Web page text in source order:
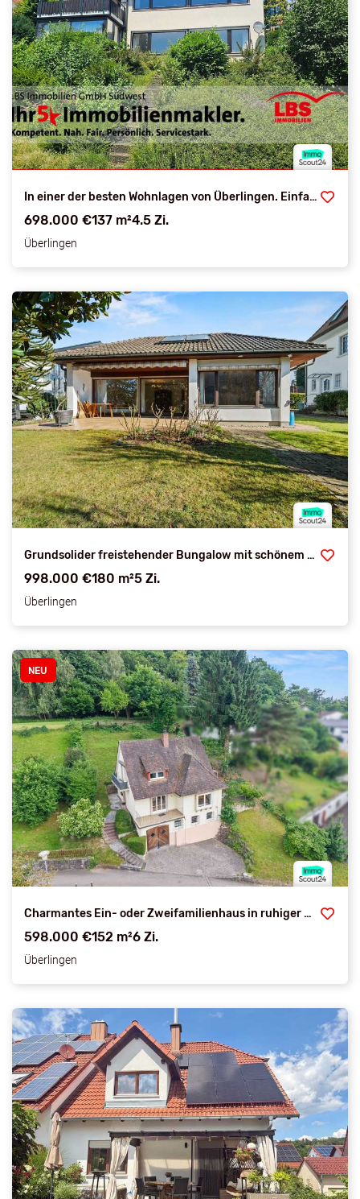
In einer der besten Wohnlagen von Überlingen. Einfamilienhaus auf sonnigem Südhanggrundstück
698.000 €137 m²4.5 Zi.
Überlingen
Grundsolider freistehender Bungalow mit schönem Garten und Garage in stadtnaher Lage
998.000 €180 m²5 Zi.
Überlingen
NEU
Charmantes Ein- oder Zweifamilienhaus in ruhiger Hanglage von Goldbach
598.000 €152 m²6 Zi.
Überlingen